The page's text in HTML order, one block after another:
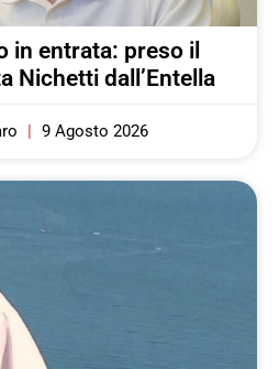
in entrata: preso il
Nichetti dall’Entella
9 Agosto 2026